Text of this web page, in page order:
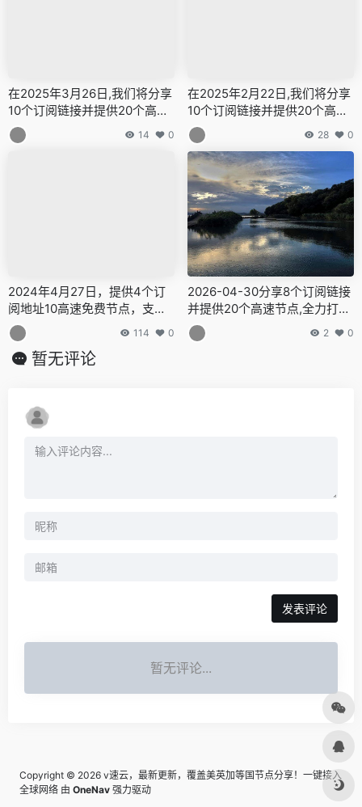
在2025年3月26日,我们将分享
10个订阅链接并提供20个高速
节点,全力打造免费的网络穿越
门户,v2ray,clash机场,科学上
14 0
在2025年2月22日,我们将分享
10个订阅链接并提供20个高速
节点,全力打造免费的网络穿越
门户,v2ray,clash机场,科学上
网翻墙白嫖节点,免费梯子,白嫖
梯子,免费代理,永久免费代理
28 0
2024年4月27日，提供4个订
阅地址10高速免费节点，支持V
2Ray、vpn、免费机场、无限
流量，免费VPN，无限流量！V
2Ray节点分享，支持v2ray，cl
h，Kitsunebi，V2rayN，V2r
ayW，Clash，V2rayS，Mello
w，Qv2ray，v2ray，clash机
场，科学上网翻墙白嫖节点，
114 0
2026-04-30分享8个订阅链接
并提供20个高速节点,全力打造
免费的网络穿越门户,v2ray,cla
sh机场,科学上网翻墙白嫖节点,
2 0
暂无评论
发表评论
暂无评论...
Copyright © 2026 v速云，最新更新，覆盖美英加等国节点分享！一键接入
全球网络 由 OneNav 强力驱动